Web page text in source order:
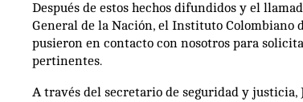
Después de estos hechos difundidos y el
General de la Nación, el Instituto Colombiano
pusieron en contacto con nosotros para
pertinentes.
A través del secretario de seguridad y